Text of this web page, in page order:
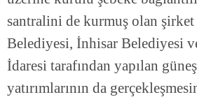
santralini de kurmuş olan şirket
Belediyesi, İnhisar Belediyesi
İdaresi tarafından yapılan
yatırımlarının da